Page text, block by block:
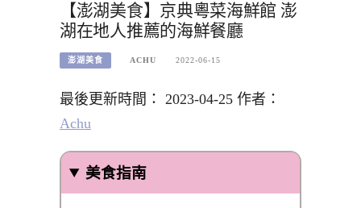
【澎湖美食】京典粵菜海鮮館 澎
湖在地人推薦的海鮮餐廳
澎湖美食 ACHU 2022-06-15
最後更新時間： 2023-04-25 作者：
Achu
美食指南